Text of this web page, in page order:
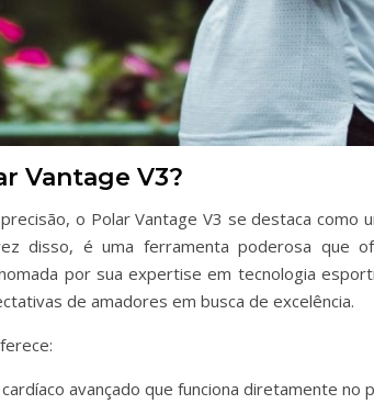
Vantage V3?
o Polar Vantage V3 se destaca como
disso, é uma ferramenta poderosa que
por sua expertise em tecnologia
de amadores em busca de excelência.
avançado que funciona diretamente no